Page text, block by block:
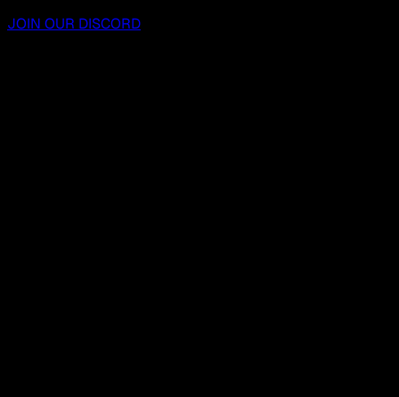
JOIN OUR DISCORD